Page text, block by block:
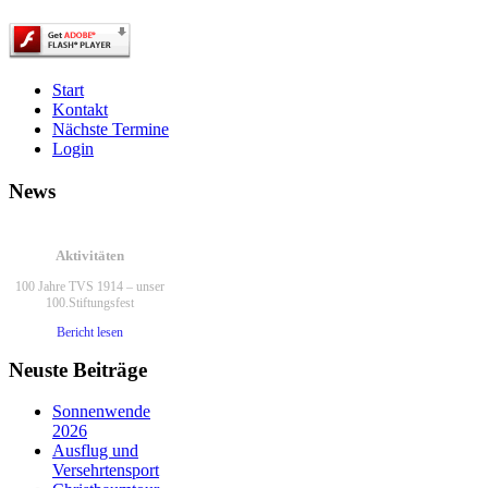
Start
Kontakt
Nächste Termine
Login
News
Aktivitäten
100 Jahre TVS 1914 – unser
100.Stiftungsfest
Bericht lesen
Ein paar Fotos von
unseren Aktivitäten
Viel Spaß beim schauen...
Link zur Fotoshow
Neuste Beiträge
Sonnenwende
2026
Ausflug und
Versehrtensport